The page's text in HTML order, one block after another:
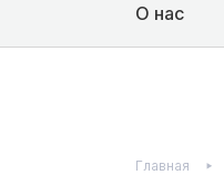
О нас
Главная